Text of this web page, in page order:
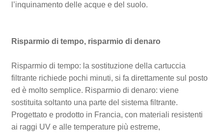
l’inquinamento delle acque e del suolo.
Risparmio di tempo, risparmio di denaro
Risparmio di tempo: la sostituzione della cartuccia
filtrante richiede pochi minuti, si fa direttamente sul posto
ed è molto semplice. Risparmio di denaro: viene
sostituita soltanto una parte del sistema filtrante.
Progettato e prodotto in Francia, con materiali resistenti
ai raggi UV e alle temperature più estreme,